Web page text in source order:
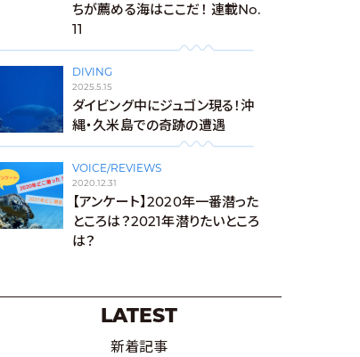
ちが薦める海はここだ！ 連載No.
11
DIVING
2025.5.15
ダイビング中にジュゴン現る！沖
縄・久米島での奇跡の遭遇
VOICE/REVIEWS
2020.12.31
【アンケート】2020年一番潜った
ところは？2021年潜りたいところ
は？
LATEST
新着記事